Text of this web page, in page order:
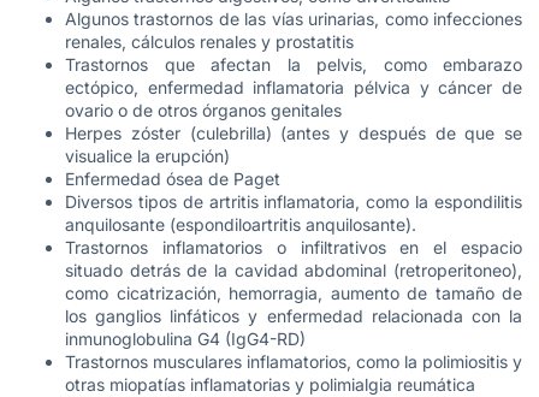
Algunos trastornos de las vías urinarias, como infecciones
renales, cálculos renales y prostatitis
Trastornos que afectan la pelvis, como embarazo
ectópico, enfermedad inflamatoria pélvica y cáncer de
ovario o de otros órganos genitales
Herpes zóster (culebrilla) (antes y después de que se
visualice la erupción)
Enfermedad ósea de Paget
Diversos tipos de artritis inflamatoria, como la espondilitis
anquilosante (espondiloartritis anquilosante).
Trastornos inflamatorios o infiltrativos en el espacio
situado detrás de la cavidad abdominal (retroperitoneo),
como cicatrización, hemorragia, aumento de tamaño de
los ganglios linfáticos y enfermedad relacionada con la
inmunoglobulina G4 (IgG4-RD)
Trastornos musculares inflamatorios, como la polimiositis y
otras miopatías inflamatorias y polimialgia reumática